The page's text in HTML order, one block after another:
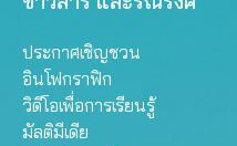
ประกาศเชิญชวน
อินโฟกราฟิก
วิดีโอเพื่อการเรียนรู้
มัลติมีเดีย